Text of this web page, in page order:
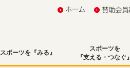
スポーツを『みる』
スポーツを
『支える・つなぐ』